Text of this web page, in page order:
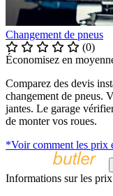
Changement de pneus
(0)
Économisez en
Comparez des devis
changement de pneus.
jantes. Le garage
de monter vos roues.
*Voir comment les prix
Informations sur les